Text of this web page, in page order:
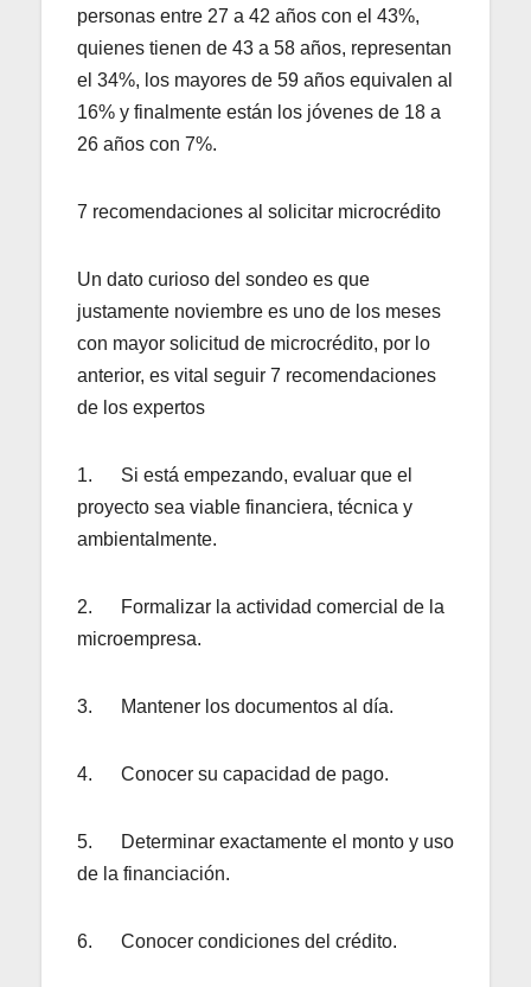
personas entre 27 a 42 años con el 43%,
quienes tienen de 43 a 58 años, representan
el 34%, los mayores de 59 años equivalen al
16% y finalmente están los jóvenes de 18 a
26 años con 7%.
7 recomendaciones al solicitar microcrédito
Un dato curioso del sondeo es que
justamente noviembre es uno de los meses
con mayor solicitud de microcrédito, por lo
anterior, es vital seguir 7 recomendaciones
de los expertos
1. Si está empezando, evaluar que el
proyecto sea viable financiera, técnica y
ambientalmente.
2. Formalizar la actividad comercial de la
microempresa.
3. Mantener los documentos al día.
4. Conocer su capacidad de pago.
5. Determinar exactamente el monto y uso
de la financiación.
6. Conocer condiciones del crédito.